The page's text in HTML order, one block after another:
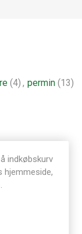
(4) , permin (13)
indkøbskurv
hjemmeside,